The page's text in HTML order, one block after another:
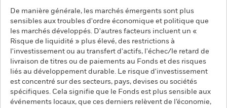
De manière générale, les marchés émergents sont plus
sensibles aux troubles d'ordre économique et politique que
les marchés développés. D'autres facteurs incluent un «
Risque de liquidité » plus élevé, des restrictions à
l'investissement ou au transfert d'actifs, l'échec/le retard de
livraison de titres ou de paiements au Fonds et des risques
liés au développement durable. Le risque d'investissement
est concentré sur des secteurs, pays, devises ou sociétés
spécifiques. Cela signifie que le Fonds est plus sensible aux
événements locaux, que ces derniers relèvent de l’économie,